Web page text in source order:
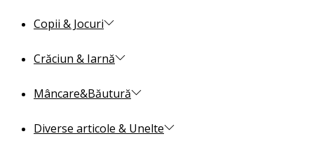
Copii & Jocuri
Crăciun & Iarnă
Mâncare&Băutură
Diverse articole & Unelte